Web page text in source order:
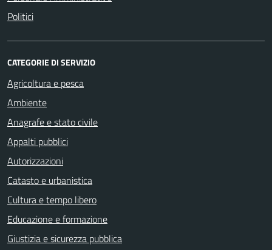
Politici
CATEGORIE DI SERVIZIO
Agricoltura e pesca
Ambiente
Anagrafe e stato civile
Appalti pubblici
Autorizzazioni
Catasto e urbanistica
Cultura e tempo libero
Educazione e formazione
Giustizia e sicurezza pubblica